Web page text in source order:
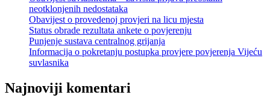
neotklonjenih nedostataka
Obavijest o provedenoj provjeri na licu mjesta
Status obrade rezultata ankete o povjerenju
Punjenje sustava centralnog grijanja
Informacija o pokretanju postupka provjere povjerenja Vijeću
suvlasnika
Najnoviji komentari